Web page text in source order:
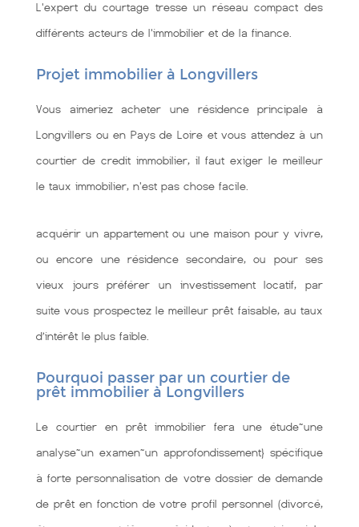
L'expert du courtage tresse un réseau compact des
différents acteurs de l'immobilier et de la finance.
Projet immobilier à Longvillers
Vous aimeriez acheter une résidence principale à
Longvillers ou en Pays de Loire et vous attendez à un
courtier de credit immobilier, il faut exiger le meilleur
le taux immobilier, n'est pas chose facile.
acquérir un appartement ou une maison pour y vivre,
ou encore une résidence secondaire, ou pour ses
vieux jours préférer un investissement locatif, par
suite vous prospectez le meilleur prêt faisable, au taux
d’intérêt le plus faible.
Pourquoi passer par un courtier de
prêt immobilier à Longvillers
Le courtier en prêt immobilier fera une étude~une
analyse~un examen~un approfondissement} spécifique
à forte personnalisation de votre dossier de demande
de prêt en fonction de votre profil personnel (divorcé,